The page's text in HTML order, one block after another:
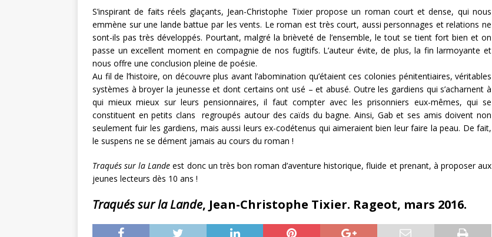
S’inspirant de faits réels glaçants, Jean-Christophe Tixier propose un roman court et dense, qui nous
emmène sur une lande battue par les vents. Le roman est très court, aussi personnages et relations ne
sont-ils pas très développés. Pourtant, malgré la brièveté de l’ensemble, le tout se tient fort bien et on
passe un excellent moment en compagnie de nos fugitifs. L’auteur évite, de plus, la fin larmoyante et
nous offre une conclusion pleine de poésie.
Au fil de l’histoire, on découvre plus avant l’abomination qu’étaient ces colonies pénitentiaires, véritables
systèmes à broyer la jeunesse et dont certains ont usé – et abusé. Outre les gardiens qui s’acharnent à
qui mieux mieux sur leurs pensionnaires, il faut compter avec les prisonniers eux-mêmes, qui se
constituent en petits clans regroupés autour des caïds du bagne. Ainsi, Gab et ses amis doivent non
seulement fuir les gardiens, mais aussi leurs ex-codétenus qui aimeraient bien leur faire la peau. De fait,
le suspens ne se dément jamais au cours du roman !
Traqués sur la Lande est donc un très bon roman d’aventure historique, fluide et prenant, à proposer aux
jeunes lecteurs dès 10 ans !
Traqués sur la Lande, Jean-Christophe Tixier. Rageot, mars 2016.